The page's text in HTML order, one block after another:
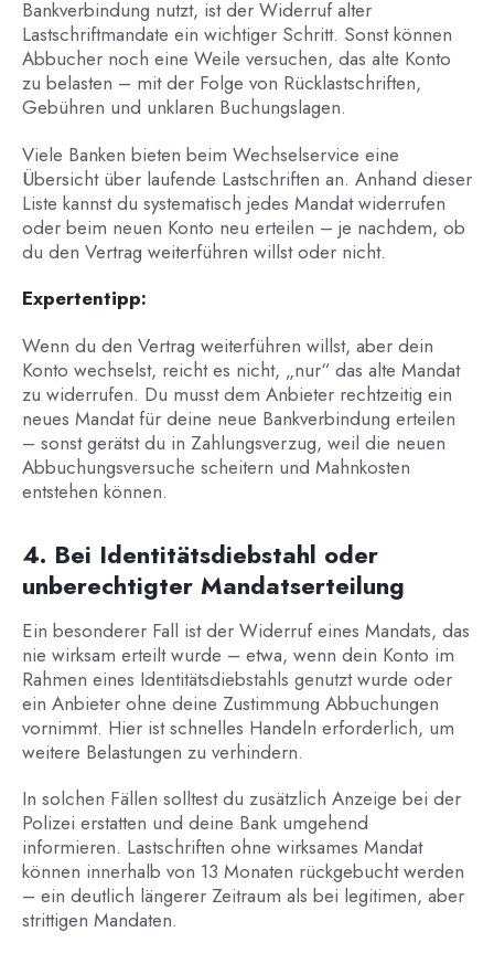
Bankverbindung nutzt, ist der Widerruf alter
Lastschriftmandate ein wichtiger Schritt. Sonst können
Abbucher noch eine Weile versuchen, das alte Konto
zu belasten – mit der Folge von Rücklastschriften,
Gebühren und unklaren Buchungslagen.
Viele Banken bieten beim Wechselservice eine
Übersicht über laufende Lastschriften an. Anhand dieser
Liste kannst du systematisch jedes Mandat widerrufen
oder beim neuen Konto neu erteilen – je nachdem, ob
du den Vertrag weiterführen willst oder nicht.
Expertentipp:
Wenn du den Vertrag weiterführen willst, aber dein
Konto wechselst, reicht es nicht, „nur“ das alte Mandat
zu widerrufen. Du musst dem Anbieter rechtzeitig ein
neues Mandat für deine neue Bankverbindung erteilen
– sonst gerätst du in Zahlungsverzug, weil die neuen
Abbuchungsversuche scheitern und Mahnkosten
entstehen können.
4. Bei Identitätsdiebstahl oder
unberechtigter Mandatserteilung
Ein besonderer Fall ist der Widerruf eines Mandats, das
nie wirksam erteilt wurde – etwa, wenn dein Konto im
Rahmen eines Identitätsdiebstahls genutzt wurde oder
ein Anbieter ohne deine Zustimmung Abbuchungen
vornimmt. Hier ist schnelles Handeln erforderlich, um
weitere Belastungen zu verhindern.
In solchen Fällen solltest du zusätzlich Anzeige bei der
Polizei erstatten und deine Bank umgehend
informieren. Lastschriften ohne wirksames Mandat
können innerhalb von 13 Monaten rückgebucht werden
– ein deutlich längerer Zeitraum als bei legitimen, aber
strittigen Mandaten.